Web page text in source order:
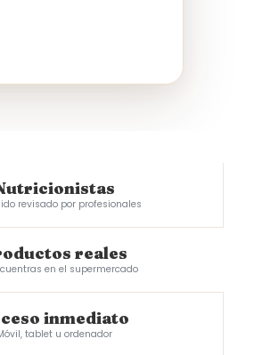
revisado por profesionales
reales
en el supermercado
inmediato
tablet u ordenador